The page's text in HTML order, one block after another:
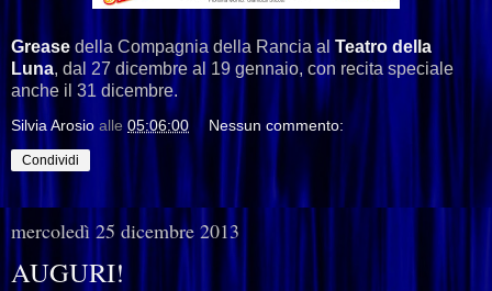
Grease della Compagnia della Rancia al Teatro della
Luna, dal 27 dicembre al 19 gennaio, con recita speciale
anche il 31 dicembre.
Silvia Arosio alle 05:06:00 Nessun commento:
Condividi
mercoledì 25 dicembre 2013
AUGURI!